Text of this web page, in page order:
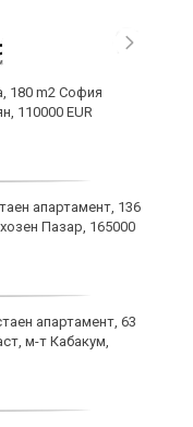
180 m2 София
110000 EUR
апартамент, 136
Пазар, 165000
апартамент, 63
м-т Кабакум,